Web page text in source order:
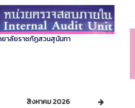
ยาลัยราชภัฏสวนสุนันทา
สิงหาคม 2026